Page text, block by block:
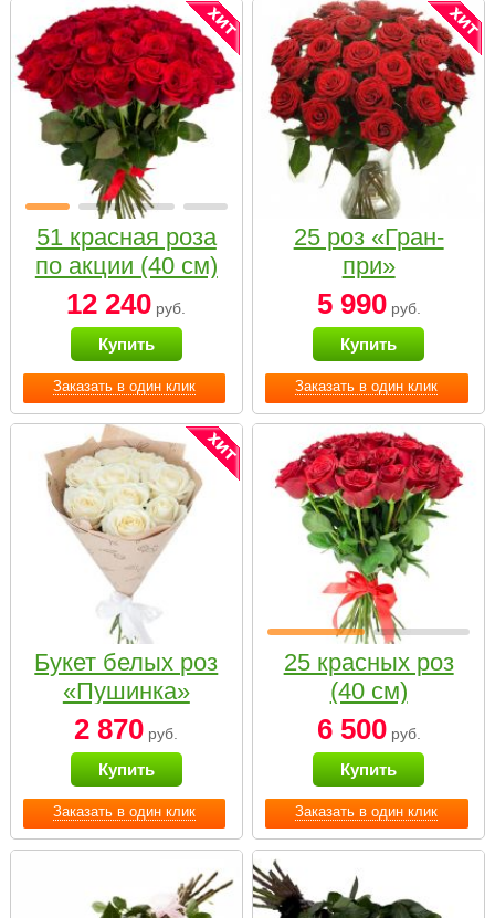
Заказать в один клик
51 красная роза
по акции (40 см)
12 240 руб.
Купить
Заказать в один клик
25 роз «Гран-
при»
5 990руб.
Купить
Заказать в один клик
Букет белых роз
«Пушинка»
2 870 руб.
Купить
Заказать в один клик
25 красных роз
(40 см)
6 500руб.
Купить